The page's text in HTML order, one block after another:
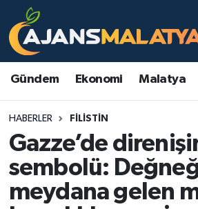
Gündem Ekonomi Malatya
HABERLER FILISTIN
Gazze’de
sembolü:
meydana gelen
Asayiş
Eğitim
Ekonomi
Gündem
Malatya Nöbetçi Eczaneler
Malatya Namaz Vakitleri
Malatya Trafik Yoğunluk
TFF 3.Lig 2.Grup Puan